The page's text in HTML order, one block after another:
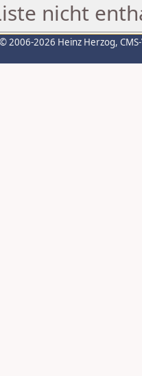
nicht
© 2006-2026 Heinz Herzog,